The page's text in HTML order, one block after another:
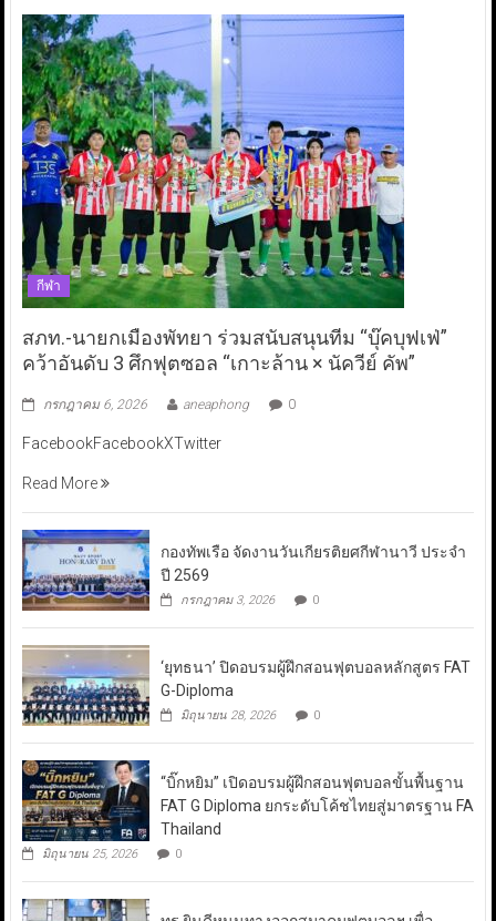
กีฬา
สภท.-นายกเมืองพัทยา ร่วมสนับสนุนทีม “บุ๊คบุฟเฟ่”
คว้าอันดับ 3 ศึกฟุตซอล “เกาะล้าน × นัควีย์ คัพ”
กรกฎาคม 6, 2026 aneaphong 0
FacebookFacebookXTwitter
Read More
กองทัพเรือ จัดงานวันเกียรติยศกีฬานาวี ประจำ
ปี 2569
กรกฎาคม 3, 2026 0
‘ยุทธนา’ ปิดอบรมผู้ฝึกสอนฟุตบอลหลักสูตร FAT
G-Diploma
มิถุนายน 28, 2026 0
“บิ๊กหยิม” เปิดอบรมผู้ฝึกสอนฟุตบอลขั้นพื้นฐาน
FAT G Diploma ยกระดับโค้ชไทยสู่มาตรฐาน FA
Thailand
มิถุนายน 25, 2026 0